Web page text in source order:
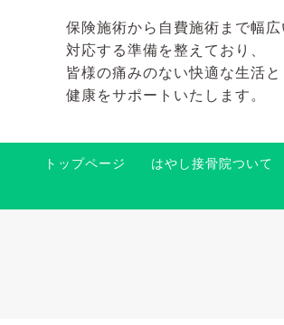
保険施術から自費施術まで幅
対応する準備を整えており、
皆様の痛みのない快適な生活と
健康をサポートいたします。
トップページ はやし接骨院ついて